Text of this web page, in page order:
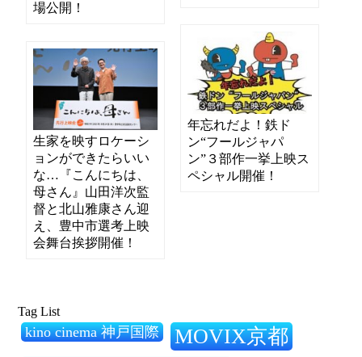
場公開！
年忘れだよ！鉄ド
ン“フールジャパ
ン”３部作一挙上映ス
ペシャル開催！
生家を映すロケーシ
ョンができたらいい
な…『こんにちは、
母さん』山田洋次監
督と北山雅康さん迎
え、豊中市選考上映
会舞台挨拶開催！
Tag List
kino cinema 神戸国際 MOVIX京都